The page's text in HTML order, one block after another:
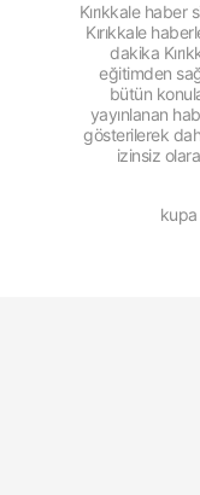
Kırıkkale
Kırıkkale
dakika
eğitimden
bütün
yayınlanan
gösterilerek
izinsiz